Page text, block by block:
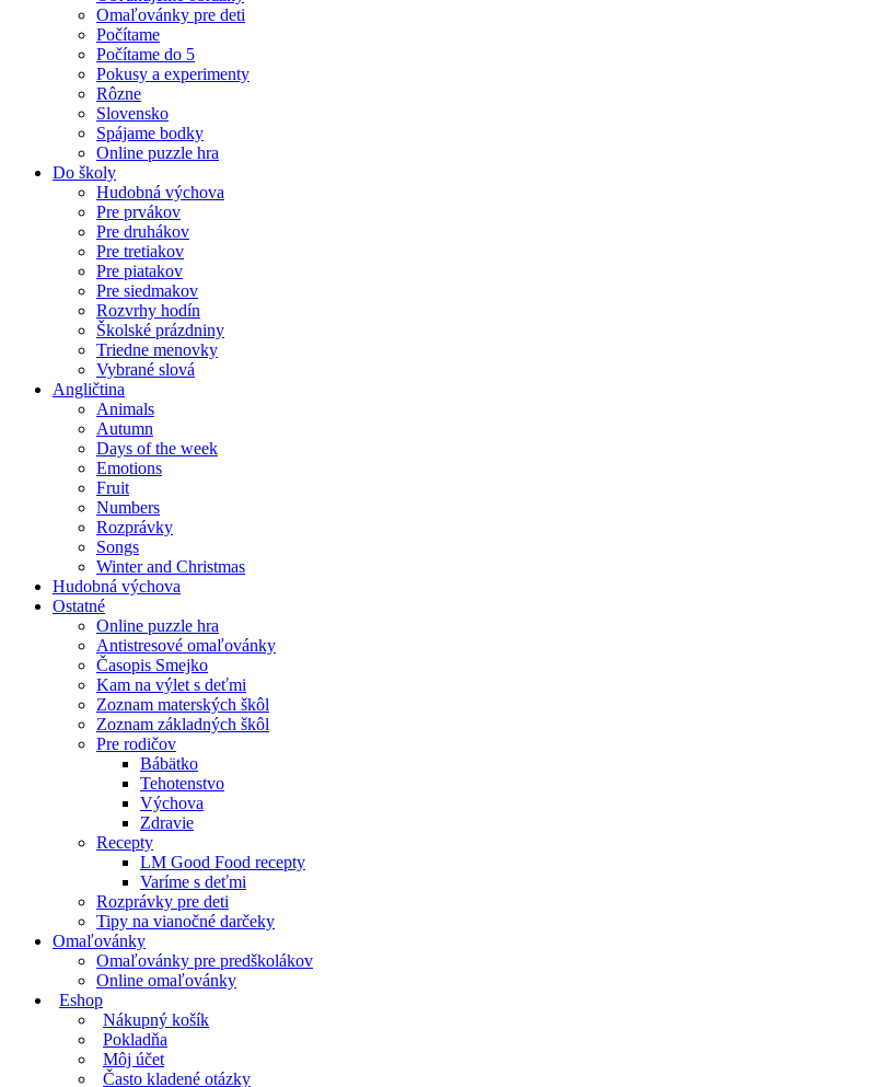
Omaľovánky pre deti
Počítame
Počítame do 5
Pokusy a experimenty
Rôzne
Slovensko
Spájame bodky
Online puzzle hra
Do školy
Hudobná výchova
Pre prvákov
Pre druhákov
Pre tretiakov
Pre piatakov
Pre siedmakov
Rozvrhy hodín
Školské prázdniny
Triedne menovky
Vybrané slová
Angličtina
Animals
Autumn
Days of the week
Emotions
Fruit
Numbers
Rozprávky
Songs
Winter and Christmas
Hudobná výchova
Ostatné
Online puzzle hra
Antistresové omaľovánky
Časopis Smejko
Kam na výlet s deťmi
Zoznam materských škôl
Zoznam základných škôl
Pre rodičov
Bábätko
Tehotenstvo
Výchova
Zdravie
Recepty
LM Good Food recepty
Varíme s deťmi
Rozprávky pre deti
Tipy na vianočné darčeky
Omaľovánky
Omaľovánky pre predškolákov
Online omaľovánky
Eshop
Nákupný košík
Pokladňa
Môj účet
Často kladené otázky